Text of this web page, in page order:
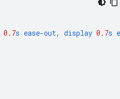
0.7s ease-out, display 0.7s